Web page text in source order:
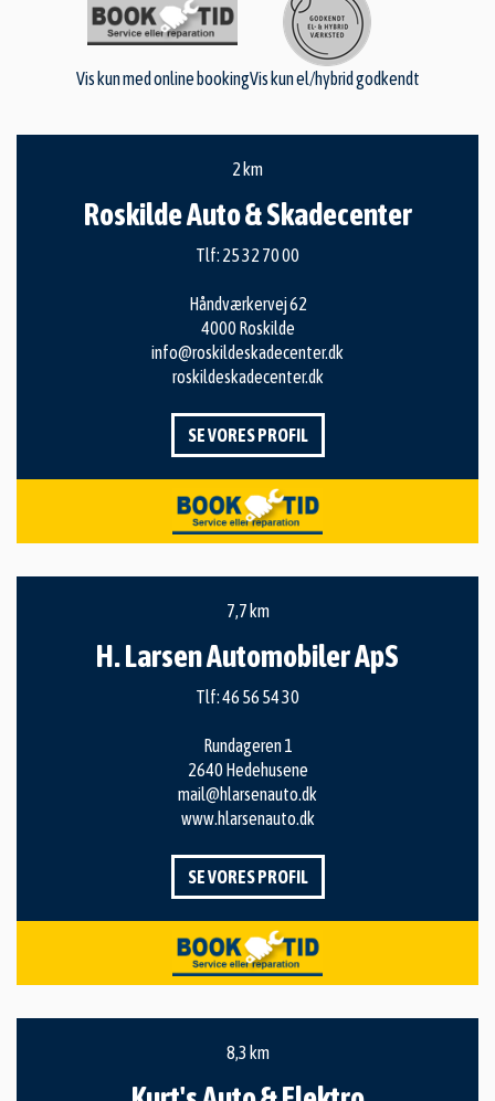
Vis kun med online bookingVis kun el/hybrid godkendt
2 km
Roskilde Auto & Skadecenter
Tlf: 25 32 70 00
Håndværkervej 62
4000 Roskilde
info@roskildeskadecenter.dk
roskildeskadecenter.dk
SE VORES PROFIL
7,7 km
H. Larsen Automobiler ApS
Tlf:46 56 54 30
Rundageren 1
2640 Hedehusene
mail@hlarsenauto.dk
www.hlarsenauto.dk
SE VORES PROFIL
8,3 km